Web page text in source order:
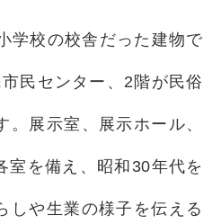
学校の校舎だった建物で
民センター、2階が民俗
。展示室、展示ホール、
室を備え、昭和30年代を
しや生業の様子を伝える